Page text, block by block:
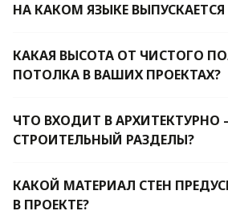
НА КАКОМ ЯЗЫКЕ ВЫПУСКАЕТСЯ
КАКАЯ ВЫСОТА ОТ ЧИСТОГО
ПОТОЛКА В ВАШИХ ПРОЕКТАХ?
ЧТО ВХОДИТ В АРХИТЕКТУРНО
СТРОИТЕЛЬНЫЙ РАЗДЕЛЫ?
КАКОЙ МАТЕРИАЛ СТЕН
В ПРОЕКТЕ?